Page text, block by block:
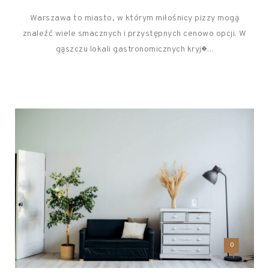
Warszawa to miasto, w którym miłośnicy pizzy mogą
znaleźć wiele smacznych i przystępnych cenowo opcji. W
gąszczu lokali gastronomicznych kryj�...
0